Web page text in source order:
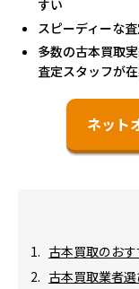
すい
スピーディーな
多数の古本買取
査定スタッフが
ネット
古本買取のお
古本買取業者